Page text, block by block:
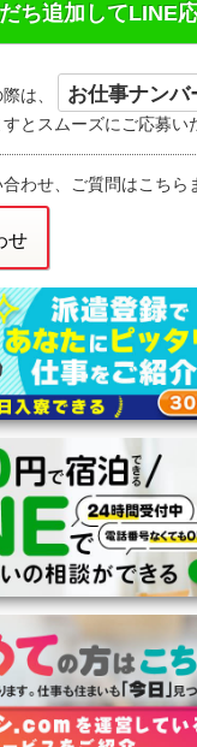
ち追加してLINE
は、 お仕事ナンバ
とスムーズにご応募い
合わせ、ご質問はこちら
せ